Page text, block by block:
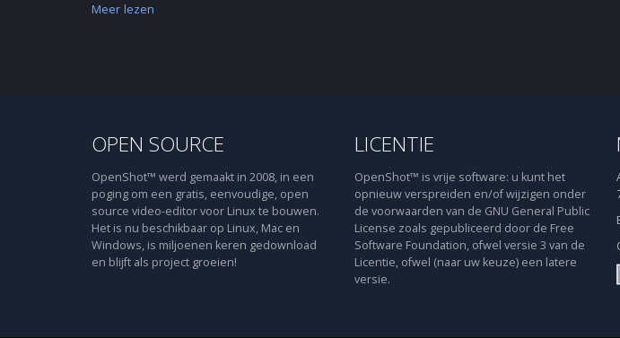
Meer lezen
OPEN SOURCE
OpenShot™ werd gemaakt in 2008, in een
poging om een gratis, eenvoudige, open
source video-editor voor Linux te bouwen.
Het is nu beschikbaar op Linux, Mac en
Windows, is miljoenen keren gedownload
en blijft als project groeien!
LICENTIE
OpenShot™ is vrije software: u kunt het
opnieuw verspreiden en/of wijzigen onder
de voorwaarden van de GNU General Public
License zoals gepubliceerd door de Free
Software Foundation, ofwel versie 3 van de
Licentie, ofwel (naar uw keuze) een latere
versie.